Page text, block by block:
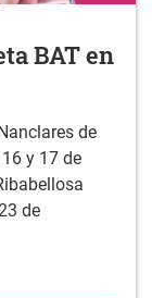
BAT en
de
y 17 de
de